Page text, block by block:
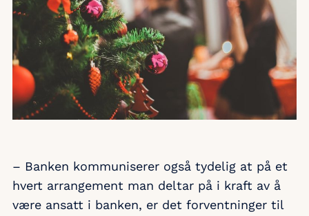
– Banken kommuniserer også tydelig at på et
hvert arrangement man deltar på i kraft av å
være ansatt i banken, er det forventninger til